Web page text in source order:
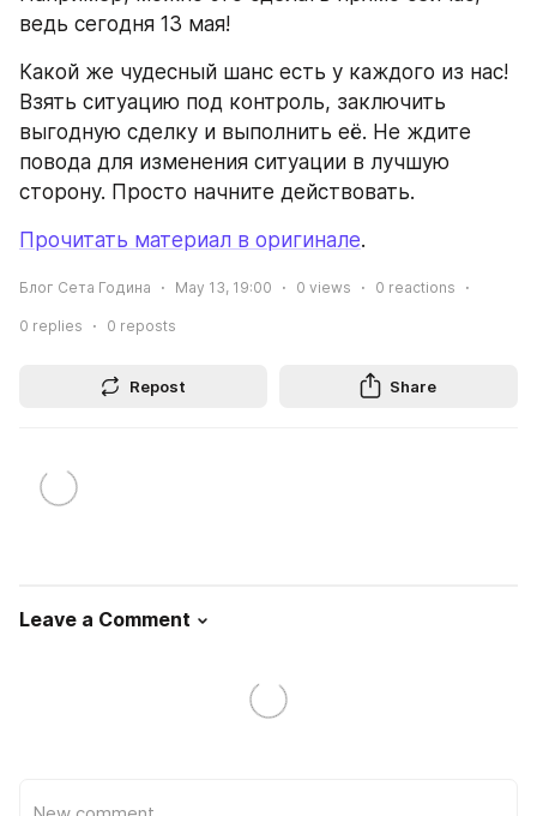
ведь сегодня 13 мая!
Какой же чудесный шанс есть у каждого из нас!
Взять ситуацию под контроль, заключить
выгодную сделку и выполнить её. Не ждите
повода для изменения ситуации в лучшую
сторону. Просто начните действовать.
Прочитать материал в оригинале.
Блог Сета Година May 13, 19:00 0 views 0 reactions
0 replies 0 reposts
Repost Share
Leave a Comment